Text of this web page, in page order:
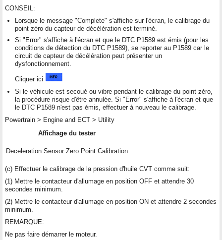
CONSEIL:
Lorsque le message "Complete" s'affiche sur l'écran, le calibrage du
point zéro du capteur de décélération est terminé.
Si "Error" s'affiche à l'écran et que le DTC P1589 est émis (pour les
conditions de détection du DTC P1589), se reporter au P1589 car le
circuit de capteur de décélération peut présenter un
dysfonctionnement.
Cliquer ici
Si le véhicule est secoué ou vibre pendant le calibrage du point zéro,
la procédure risque d'être annulée. Si "Error" s'affiche à l'écran et que
le DTC P1589 n'est pas émis, effectuer à nouveau le calibrage.
Powertrain > Engine and ECT > Utility
Affichage du tester
Deceleration Sensor Zero Point Calibration
(c) Effectuer le calibrage de la pression d'huile CVT comme suit:
(1) Mettre le contacteur d'allumage en position OFF et attendre 30
secondes minimum.
(2) Mettre le contacteur d'allumage en position ON et attendre 2 secondes
minimum.
REMARQUE:
Ne pas faire démarrer le moteur.